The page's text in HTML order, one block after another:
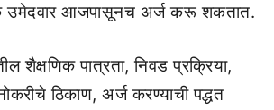
उमेदवार आजपासूनच अर्ज करू शकतात.
शैक्षणिक पात्रता, निवड प्रक्रिया,
ठिकाण, अर्ज करण्याची पद्धत